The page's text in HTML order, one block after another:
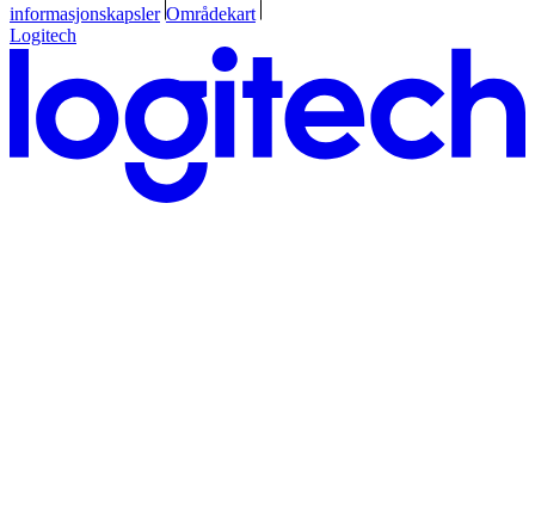
informasjonskapsler Områdekart
Logitech